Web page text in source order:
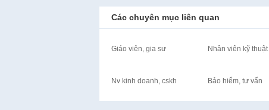
Các chuyên mục liên quan
Giáo viên, gia sư Nhân viên kỹ thuật
Nv kinh doanh, cskh Bảo hiểm, tư vấn